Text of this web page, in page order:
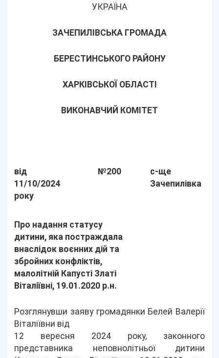
УКРАЇНА
ЗАЧЕПИЛІВСЬКА ГРОМАДА
БЕРЕСТИНСЬКОГО РАЙОНУ
ХАРКІВСЬКОЇ ОБЛАСТІ
ВИКОНАВЧИЙ КОМІТЕТ
від
11/10/2024
року
№200
с-ще
Зачепилівка
Про надання статусу
дитини, яка постраждала
внаслідок воєнних дій та
збройних конфліктів,
малолітній Капусті Златі
Віталіївні, 19.01.2020 р.н.
Розглянувши заяву громадянки Белей Валерії
Віталіївни від
12 вересня 2024 року, законного
представника неповнолітньої дитини